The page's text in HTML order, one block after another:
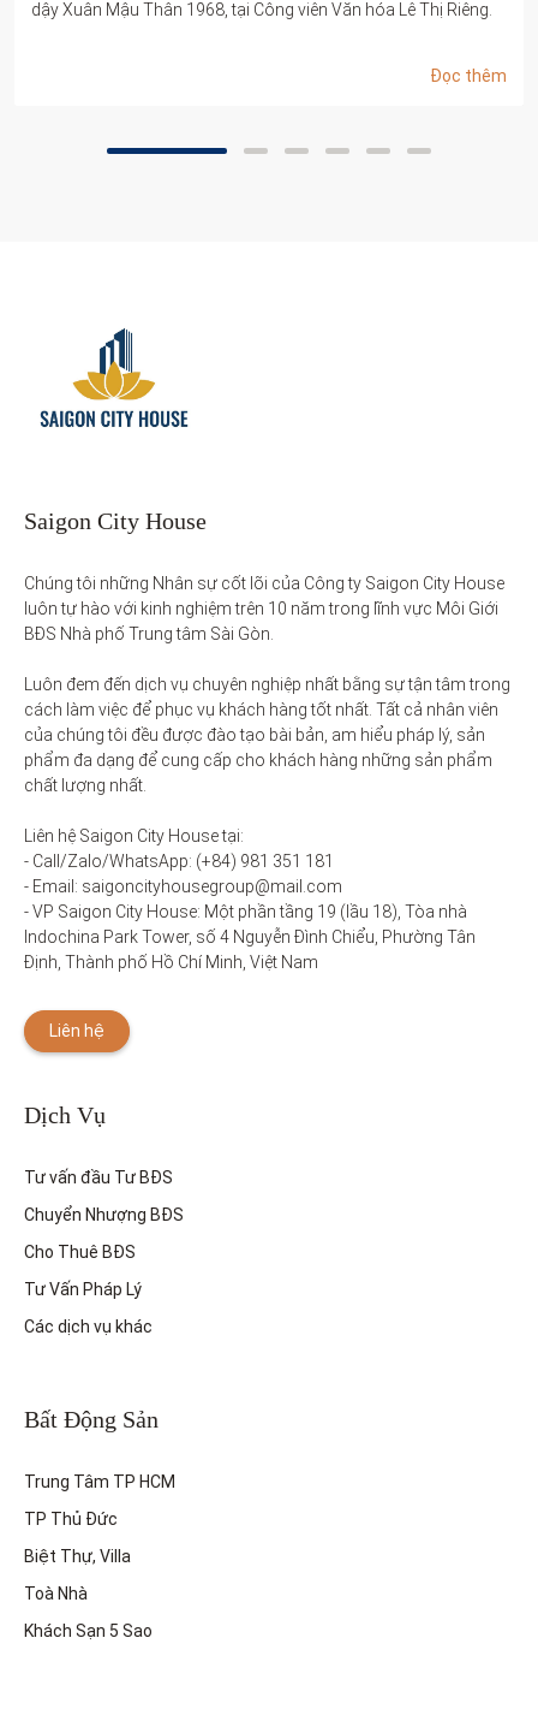
Saigon City House
Chúng tôi những Nhân sự cốt lõi của Công ty Saigon City House
luôn tự hào với kinh nghiệm trên 10 năm trong lĩnh vực Môi Giới
BĐS Nhà phố Trung tâm Sài Gòn.
Luôn đem đến dịch vụ chuyên nghiệp nhất bằng sự tận tâm trong
cách làm việc để phục vụ khách hàng tốt nhất. Tất cả nhân viên
của chúng tôi đều được đào tạo bài bản, am hiểu pháp lý, sản
phẩm đa dạng để cung cấp cho khách hàng những sản phẩm
chất lượng nhất.
Liên hệ Saigon City House tại:
- Call/Zalo/WhatsApp: (+84) 981 351 181
- Email: saigoncityhousegroup@mail.com
- VP Saigon City House: Một phần tầng 19 (lầu 18), Tòa nhà
Indochina Park Tower, số 4 Nguyễn Đình Chiểu, Phường Tân
Định, Thành phố Hồ Chí Minh, Việt Nam
Liên hệ
Dịch Vụ
Tư vấn đầu Tư BĐS
Chuyển Nhượng BĐS
Cho Thuê BĐS
Tư Vấn Pháp Lý
Các dịch vụ khác
Bất Động Sản
Trung Tâm TP HCM
TP Thủ Đức
Biệt Thự, Villa
Toà Nhà
Khách Sạn 5 Sao